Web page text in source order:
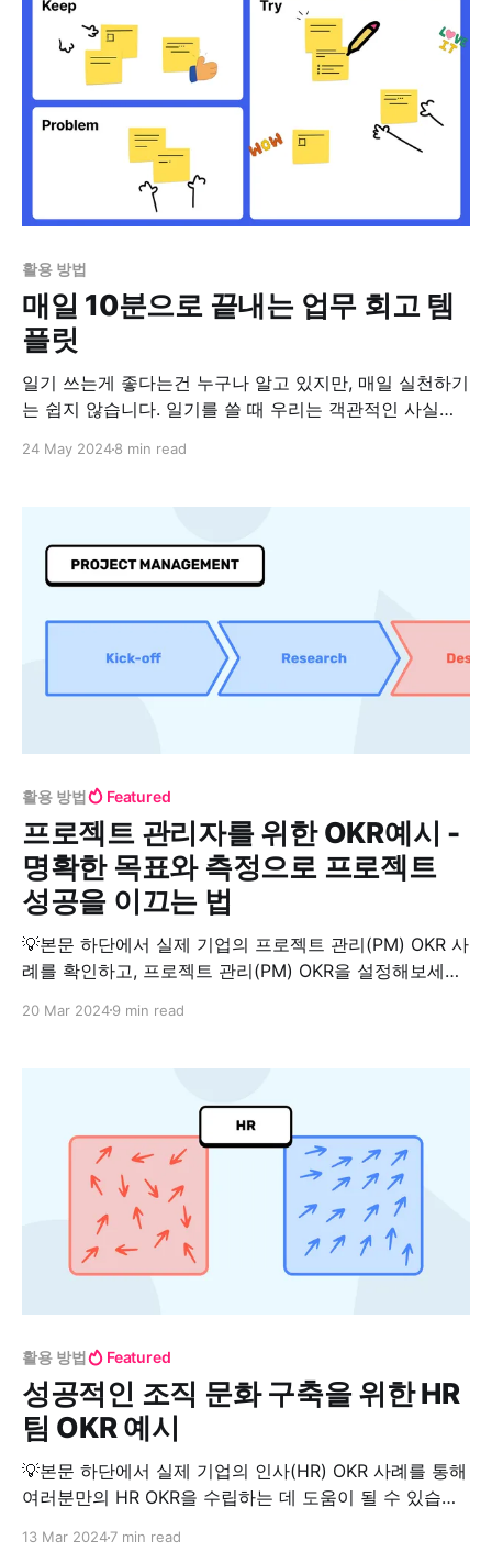
그래도 어떤 상황에서든
활용 방법
매일 10분으로 끝내는 업무 회고 템
플릿
일기 쓰는게 좋다는건 누구나 알고 있지만, 매일 실천하기
는 쉽지 않습니다. 일기를 쓸 때 우리는 객관적인 사실과
이는 결과적으로 자신을 객관화하고 내면을 들여다볼 수
지로, 매일 무슨 일이 있었는지,
24 May 20248 min read
활용 방법 Featured
프로젝트 관리자를 위한 OKR예시 -
명확한 목표와 측정으로 프로젝트
성공을 이끄는 법
💡본문 하단에서 실제 기업의 프로젝트 관리(PM) OKR 사
례를 확인하고, 프로젝트 관리(PM) OKR을 설정해보세요.
경은 그 어느 때보다 역동적으로 변화하고 있습니다. 때문
관리해야 하는 상황에 놓여있죠. 마감일 준수, 예산 관리,
높은 수준의 성과 도출뿐만 아니라 팀
20 Mar 20249 min read
활용 방법 Featured
성공적인 조직 문화 구축을 위한 HR
팀 OKR 예시
💡본문 하단에서 실제 기업의 인사(HR) OKR 사례를 통해
여러분만의 HR OKR을 수립하는 데 도움이 될 수 있습니
13 Mar 20247 min read